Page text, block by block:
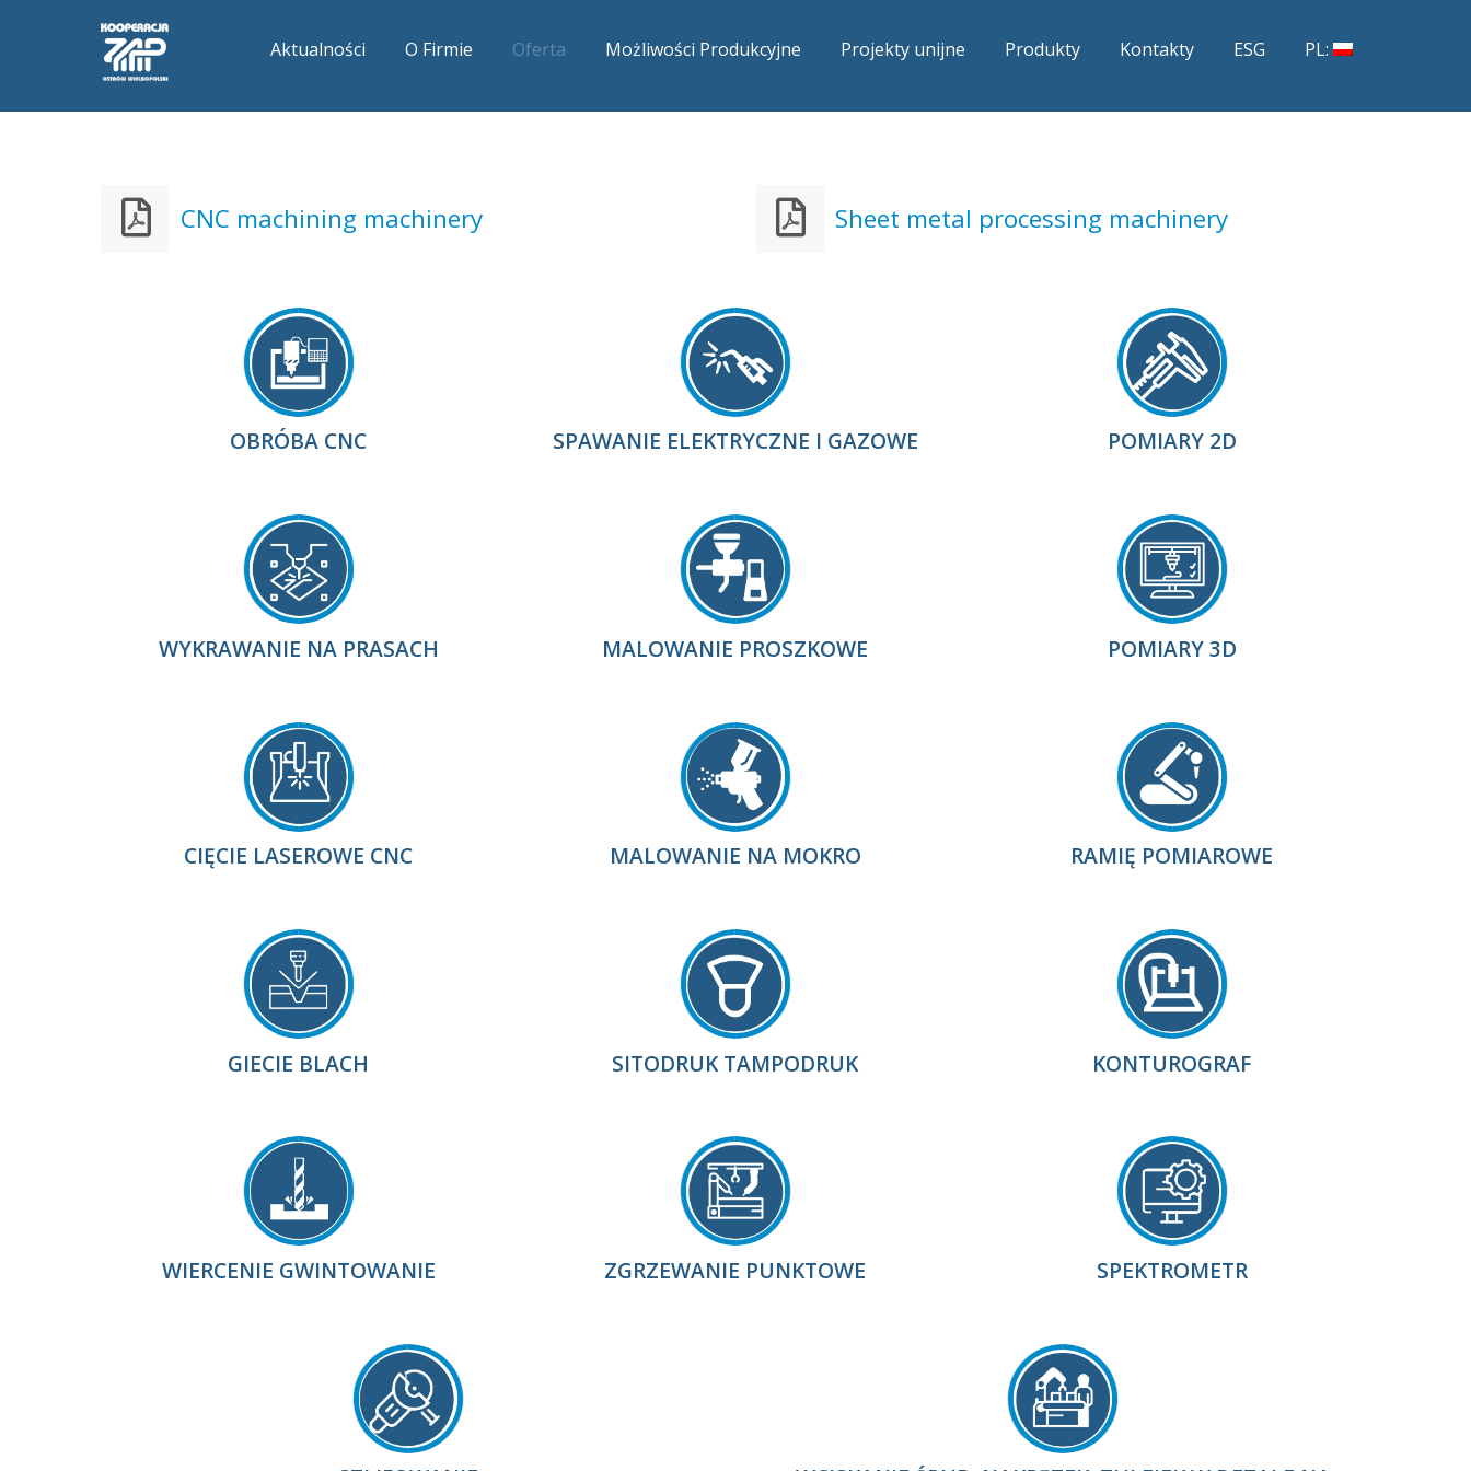
Aktualności O Firmie Oferta Możliwości Produkcyjne Projekty unijne Produkty Kontakty ESG PL:
CNC machining machinery Sheet metal processing machinery
OBRÓBA CNC SPAWANIE ELEKTRYCZNE I GAZOWE POMIARY 2D
WYKRAWANIE NA PRASACH MALOWANIE PROSZKOWE POMIARY 3D
CIĘCIE LASEROWE CNC MALOWANIE NA MOKRO RAMIĘ POMIAROWE
GIECIE BLACH SITODRUK TAMPODRUK KONTUROGRAF
WIERCENIE GWINTOWANIE ZGRZEWANIE PUNKTOWE SPEKTROMETR